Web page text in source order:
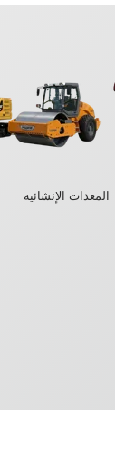
المعدات الإنشائية